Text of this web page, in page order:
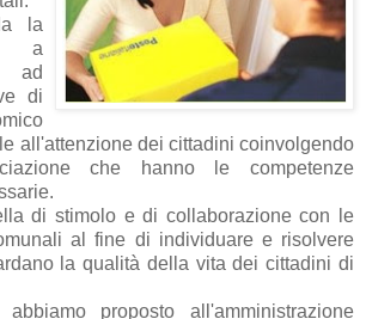
la
a
ad
di
all'attenzione dei cittadini coinvolgendo
che hanno le competenze
di stimolo e di collaborazione con le
al fine di individuare e risolvere
la qualità della vita dei cittadini di
proposto all'amministrazione